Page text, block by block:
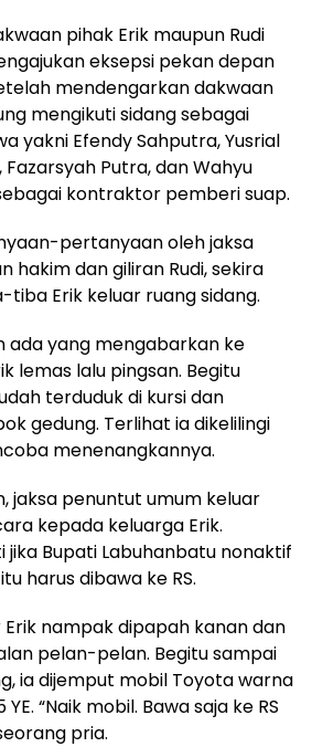
pihak Erik maupun Rudi
eksepsi pekan depan
mendengarkan dakwaan
mengikuti sidang sebagai
yakni Efendy Sahputra, Yusrial
Putra, dan Wahyu
kontraktor pemberi suap.
pertanyaan oleh jaksa
hakim dan giliran Rudi, sekira
tiba Erik keluar ruang sidang.
ada yang mengabarkan ke
lemas lalu pingsan. Begitu
terduduk di kursi dan
gedung. Terlihat ia dikelilingi
menenangkannya.
jaksa penuntut umum keluar
kepada keluarga Erik.
jika Bupati Labuhanbatu nonaktif
harus dibawa ke RS.
nampak dipapah kanan dan
pelan-pelan. Begitu sampai
ia dijemput mobil Toyota warna
“Naik mobil. Bawa saja ke RS
pria.